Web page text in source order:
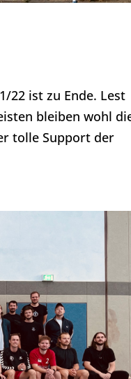
22 ist zu Ende. Lest
bleiben wohl
tolle Support der